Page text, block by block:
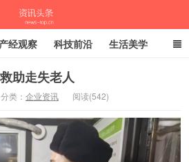
产经观察 科技前沿 生活美学
栏助走失老人
分类： 企业资讯 阅读(542)